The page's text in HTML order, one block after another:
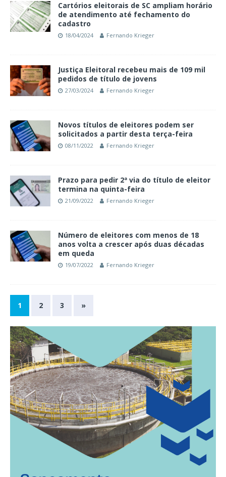
Cartórios eleitorais de SC ampliam horário
de atendimento até fechamento do
cadastro
18/04/2024 Fernando Krieger
Justiça Eleitoral recebeu mais de 109 mil
pedidos de título de jovens
27/03/2024 Fernando Krieger
Novos títulos de eleitores podem ser
solicitados a partir desta terça-feira
08/11/2022 Fernando Krieger
Prazo para pedir 2ª via do título de eleitor
termina na quinta-feira
21/09/2022 Fernando Krieger
Número de eleitores com menos de 18
anos volta a crescer após duas décadas
em queda
19/07/2022 Fernando Krieger
1 2 3 »